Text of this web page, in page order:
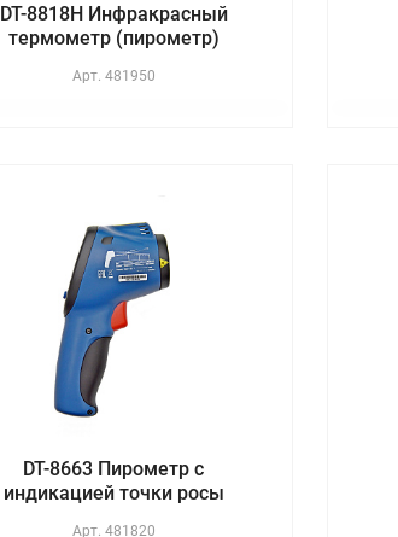
DT-8818H Инфракрасный
термометр (пирометр)
Арт. 481950
DT-8663 Пирометр с
индикацией точки росы
Арт. 481820